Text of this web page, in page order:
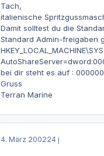
Tach,
italienische
Damit solltest du die
Standard Admin-freigaben
bei dir steht es auf :
Gruss
Terran Marine
4. März 200224 j